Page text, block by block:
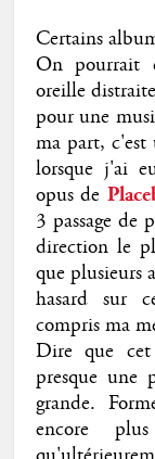
Certains
On pourrait
oreille
pour une
ma part,
lorsque j'ai
opus de
3 passage de
direction le
que plusieurs
hasard sur
compris ma
Dire que
presque une
grande.
encore